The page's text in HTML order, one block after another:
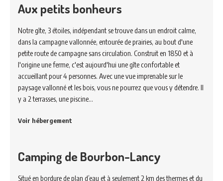
Aux petits bonheurs
Notre gîte, 3 étoiles, indépendant se trouve dans un endroit calme,
dans la campagne vallonnée, entourée de prairies, au bout d'une
petite route de campagne sans circulation. Construit en 1850 et à
l'origine une ferme, c'est aujourd'hui une gîte confortable et
accueillant pour 4 personnes. Avec une vue imprenable sur le
paysage vallonné et les bois, vous ne pourrez que vous y détendre. Il
y a 2 terrasses, une piscine…
Voir hébergement
Camping de Bourbon-Lancy
Situé en bordure de plan d’eau et à seulement 2 km des thermes et du